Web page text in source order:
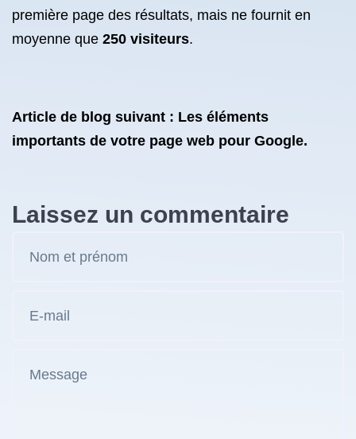
première page des résultats, mais ne fournit en
moyenne que 250 visiteurs.
Article de blog suivant : Les éléments
importants de votre page web pour Google.
Laissez un commentaire